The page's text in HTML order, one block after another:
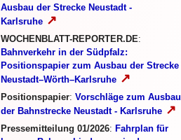
Ausbau der Strecke Neustadt -
Karlsruhe ↗
WOCHENBLATT-REPORTER.DE:
Bahnverkehr in der Südpfalz:
Positionspapier zum Ausbau der Strecke
Neustadt–Wörth–Karlsruhe ↗
Positionspapier: Vorschläge zum Ausbau
der Bahnstrecke Neustadt - Karlsruhe ↗
Pressemitteilung 01/2026: Fahrplan für